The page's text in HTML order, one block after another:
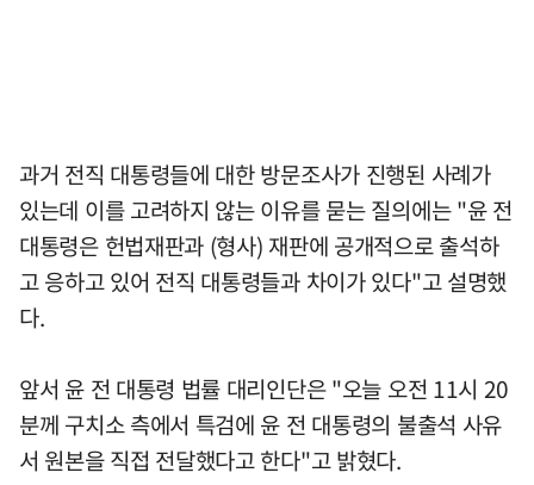
과거 전직 대통령들에 대한 방문조사가 진행된 사례가
있는데 이를 고려하지 않는 이유를 묻는 질의에는 "윤 전
대통령은 헌법재판과 (형사) 재판에 공개적으로 출석하
고 응하고 있어 전직 대통령들과 차이가 있다"고 설명했
다.
앞서 윤 전 대통령 법률 대리인단은 "오늘 오전 11시 20
분께 구치소 측에서 특검에 윤 전 대통령의 불출석 사유
서 원본을 직접 전달했다고 한다"고 밝혔다.